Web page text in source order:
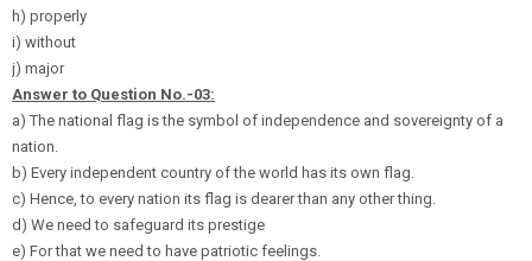
h) properly
i) without
j) major
Answer to Question No.-03:
a) The national flag is the symbol of independence and sovereignty of a
nation.
b) Every independent country of the world has its own flag.
c) Hence, to every nation its flag is dearer than any other thing.
d) We need to safeguard its prestige
e) For that we need to have patriotic feelings.